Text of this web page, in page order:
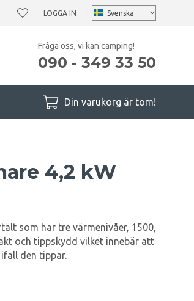
LOGGA IN
Fråga oss, vi kan camping!
090 - 349 33 50
Din varukorg är tom!
4,2 kW
som har tre värmenivåer, 1500,
och tippskydd vilket innebär att
den tippar.